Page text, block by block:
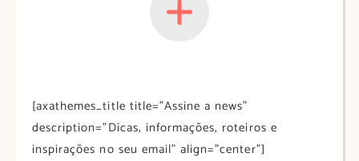
[axathemes_title title=”Assine a news”
description=”Dicas, informações, roteiros e
inspirações no seu email” align=”center”]